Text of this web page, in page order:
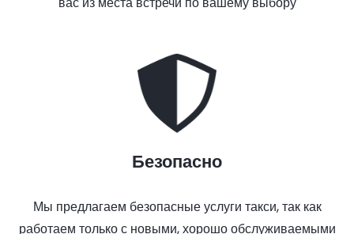
Безопасно
Мы предлагаем безопасные услуги такси, так как
работаем только с новыми, хорошо обслуживаемыми